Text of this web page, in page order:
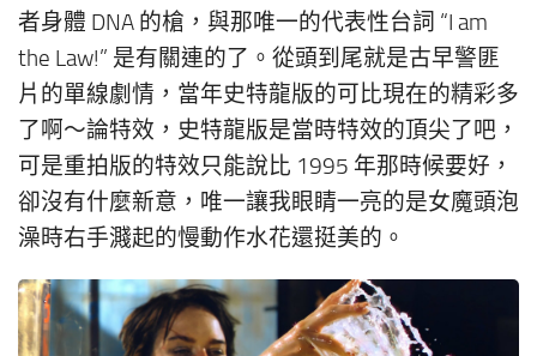
者身體 DNA 的槍，與那唯一的代表性台詞 “I am
the Law!” 是有關連的了。從頭到尾就是古早警匪
片的單線劇情，當年史特龍版的可比現在的精彩多
了啊～論特效，史特龍版是當時特效的頂尖了吧，
可是重拍版的特效只能說比 1995 年那時候要好，
卻沒有什麼新意，唯一讓我眼睛一亮的是女魔頭泡
澡時右手濺起的慢動作水花還挺美的。